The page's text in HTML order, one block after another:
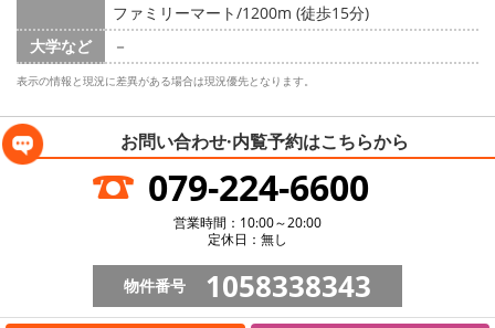
ファミリーマート/1200m (徒歩15分)
大学など
－
表示の情報と現況に差異がある場合は現況優先となります。
お問い合わせ·内覧予約はこちらから
079-224-6600
営業時間：10:00～20:00
定休日：無し
物件番号 1058338343